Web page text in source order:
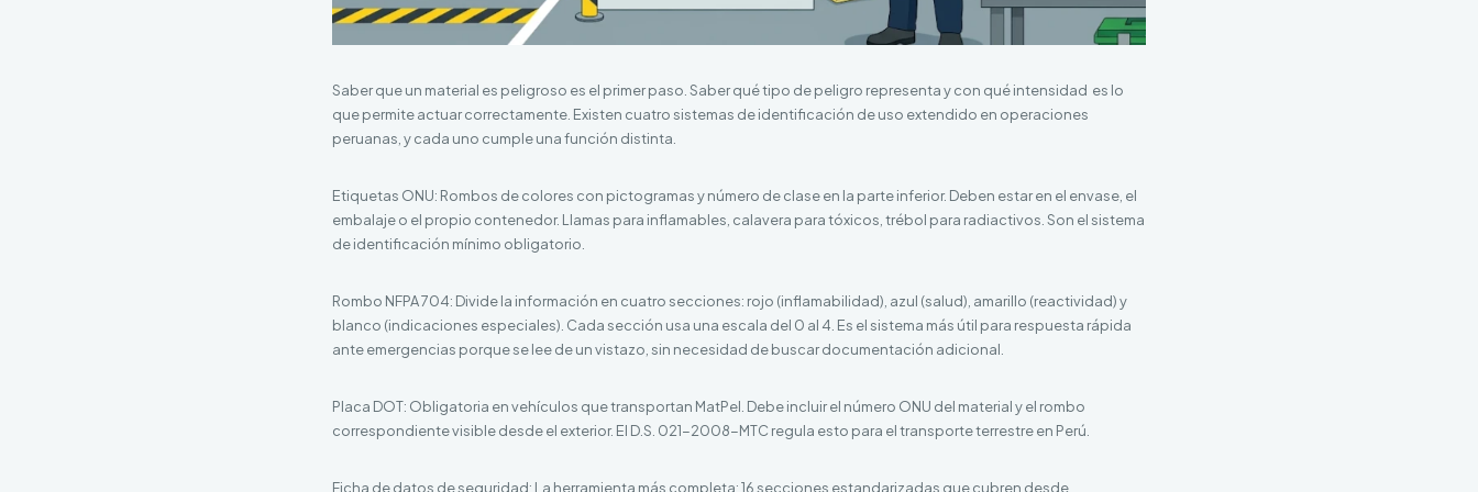
Saber que un material es peligroso es el primer paso. Saber qué tipo de peligro representa y con qué intensidad es lo
que permite actuar correctamente. Existen cuatro sistemas de identificación de uso extendido en operaciones
peruanas, y cada uno cumple una función distinta.
Etiquetas ONU: Rombos de colores con pictogramas y número de clase en la parte inferior. Deben estar en el envase, el
embalaje o el propio contenedor. Llamas para inflamables, calavera para tóxicos, trébol para radiactivos. Son el sistema
de identificación mínimo obligatorio.
Rombo NFPA 704: Divide la información en cuatro secciones: rojo (inflamabilidad), azul (salud), amarillo (reactividad) y
blanco (indicaciones especiales). Cada sección usa una escala del 0 al 4. Es el sistema más útil para respuesta rápida
ante emergencias porque se lee de un vistazo, sin necesidad de buscar documentación adicional.
Placa DOT: Obligatoria en vehículos que transportan MatPel. Debe incluir el número ONU del material y el rombo
correspondiente visible desde el exterior. El D.S. 021-2008-MTC regula esto para el transporte terrestre en Perú.
Ficha de datos de seguridad: La herramienta más completa: 16 secciones estandarizadas que cubren desde